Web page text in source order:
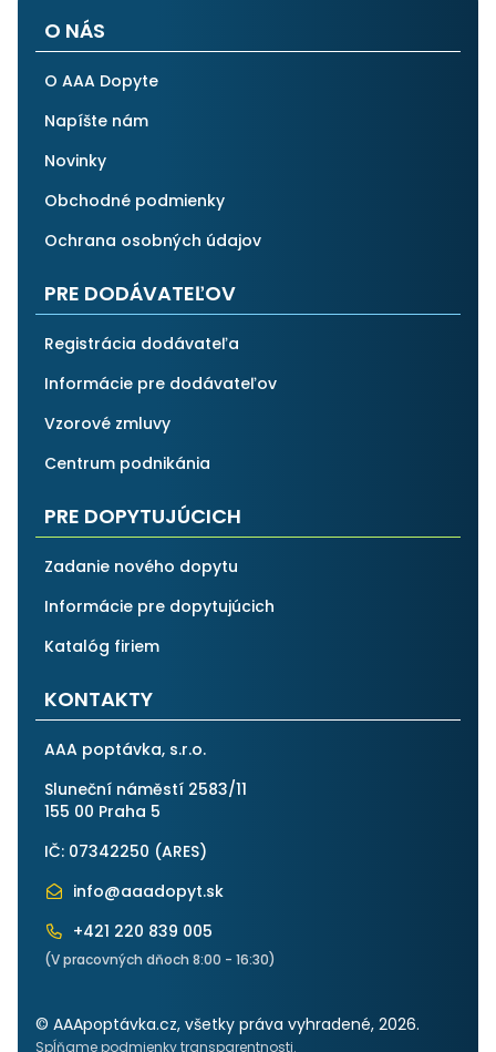
O NÁS
O AAA Dopyte
Napíšte nám
Novinky
Obchodné podmienky
Ochrana osobných údajov
PRE DODÁVATEĽOV
Registrácia dodávateľa
Informácie pre dodávateľov
Vzorové zmluvy
Centrum podnikánia
PRE DOPYTUJÚCICH
Zadanie nového dopytu
Informácie pre dopytujúcich
Katalóg firiem
KONTAKTY
AAA poptávka, s.r.o.
Sluneční náměstí 2583/11
155 00 Praha 5
IČ: 07342250 (ARES)
info@aaadopyt.sk
+421 220 839 005
(V pracovných dňoch 8:00 - 16:30)
© AAApoptávka.cz, všetky práva vyhradené, 2026.
Spĺňame podmienky transparentnosti.